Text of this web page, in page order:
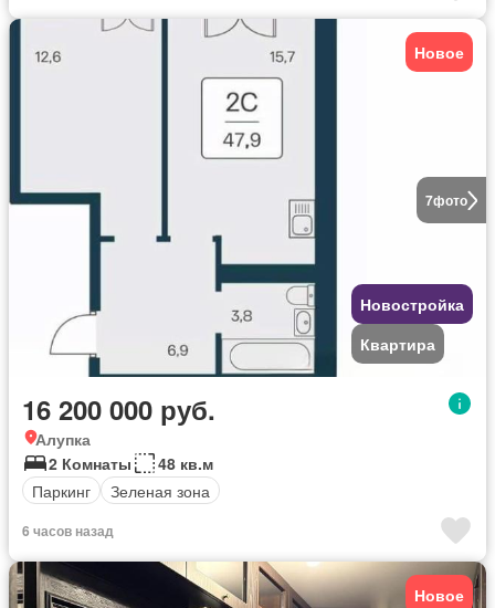
7фото
Новое
Новостройка
Квартира
16 200 000 руб.
Алупка
2 Комнаты
48 кв.м
Паркинг
Зеленая зона
6 часов назад
Новое